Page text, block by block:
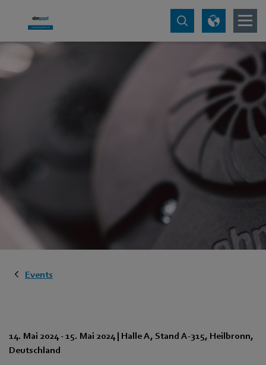
Events
14. Mai 2024-15. Mai 2024| Halle A, Stand A-315, Heilbronn,
Deutschland